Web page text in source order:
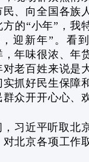
、向全国各族
的“小年”，我
迎新年”。看
年味很浓、年
老百姓来说是
抓好民生保障
众开开心心、
习近平听取北
对北京各项工作